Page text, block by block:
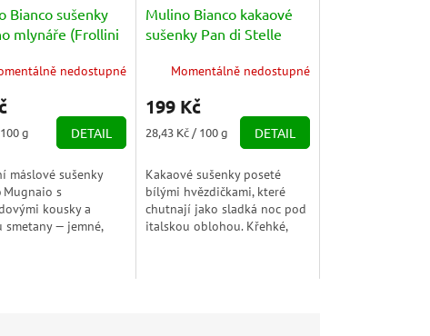
Bianco sušenky
mlynáře (Frollini
con Cioccolato)
nedostupné
g DETAIL
máslové sušenky
Mugnaio s
kousky a
smetany — jemné,
Mulino Bianco kakaové
sušenky Pan di Stelle
Momentálně nedostupné
199 Kč
Měrná
28,43 Kč / 100 g DETAIL
Kakaové sušenky poseté
bílými hvězdičkami, které
chutnají jako sladká noc pod
italskou oblohou. Křehké,